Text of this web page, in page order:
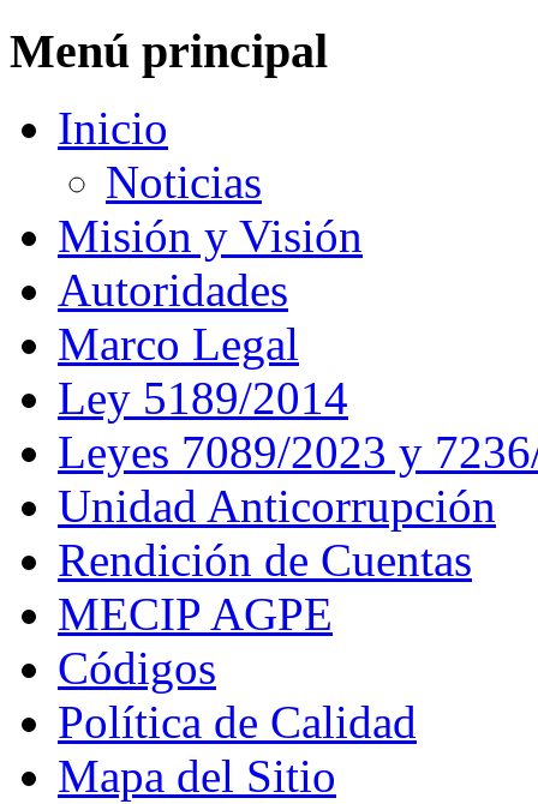
Menú principal
Inicio
Noticias
Misión y Visión
Autoridades
Marco Legal
Ley 5189/2014
Leyes 7089/2023 y
Unidad Anticorrupción
Rendición de Cuentas
MECIP AGPE
Códigos
Política de Calidad
Mapa del Sitio